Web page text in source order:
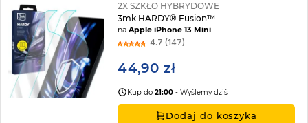
2X SZKŁO HYBRYDOWE
3mk HARDY® Fusion™
naApple iPhone 13 Mini
4.7 (147)
44,90 zł
Kup do21:00 - Wyślemy dziś
Dodaj do koszyka